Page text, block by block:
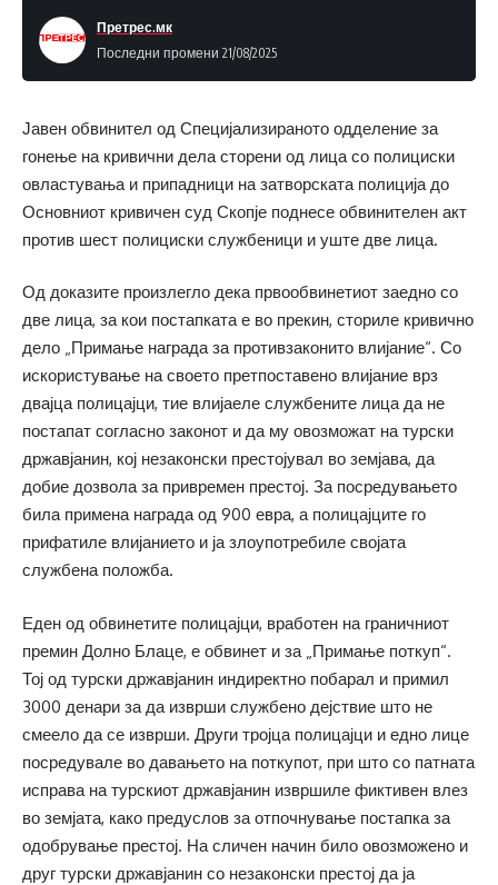
Последни промени 21/08/2025
Претрес.мк
Јавен обвинител од Специјализираното одделение за
гонење на кривични дела сторени од лица со полициски
овластувања и припадници на затворската полиција до
Основниот кривичен суд Скопје поднесе обвинителен акт
против шест полициски службеници и уште две лица.
Од доказите произлегло дека првообвинетиот заедно со
две лица, за кои постапката е во прекин, сториле кривично
дело „Примање награда за противзаконито влијание“. Со
искористување на своето претпоставено влијание врз
двајца полицајци, тие влијаеле службените лица да не
постапат согласно законот и да му овозможат на турски
државјанин, кој незаконски престојувал во земјава, да
добие дозвола за привремен престој. За посредувањето
била примена награда од 900 евра, а полицајците го
прифатиле влијанието и ја злоупотребиле својата
службена положба.
Еден од обвинетите полицајци, вработен на граничниот
премин Долно Блаце, е обвинет и за „Примање поткуп“.
Тој од турски државјанин индиректно побарал и примил
3000 денари за да изврши службено дејствие што не
смеело да се изврши. Други тројца полицајци и едно лице
посредувале во давањето на поткупот, при што со патната
исправа на турскиот државјанин извршиле фиктивен влез
во земјата, како предуслов за отпочнување постапка за
одобрување престој. На сличен начин било овозможено и
друг турски државјанин со незаконски престој да ја